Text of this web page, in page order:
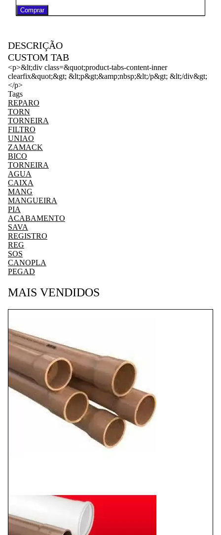
Comprar
DESCRIÇÃO
CUSTOM TAB
<p>&lt;div class=&quot;product-tabs-content-inner
clearfix&quot;&gt; &lt;p&gt;&amp;nbsp;&lt;/p&gt; &lt;/div&gt;
</p>
Tags
REPARO
TORN
TORNEIRA
FILTRO
UNIAO
ZAMACK
BICO
TORNEIRA
AGUA
CAIXA
MANG
MANGUEIRA
PIA
ACABAMENTO
SAVA
REGISTRO
REG
SOS
CANOPLA
PEGAD
MAIS VENDIDOS